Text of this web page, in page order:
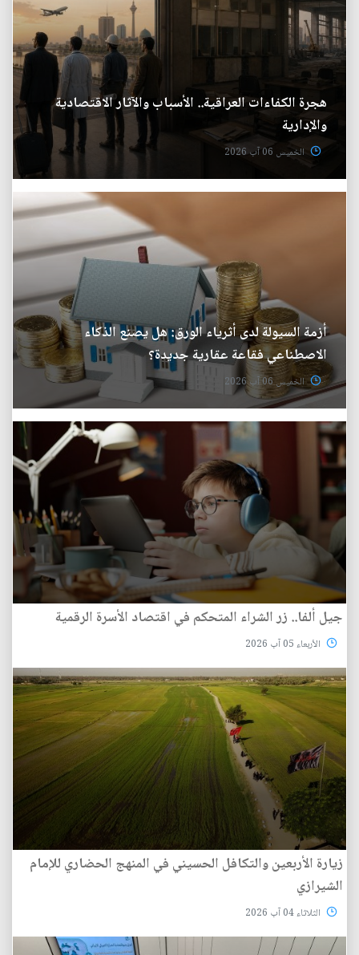
هجرة الكفاءات العراقية.. الأسباب والآثار الاقتصادية
والإدارية
الخميس 06 آب 2026
أزمة السيولة لدى أثرياء الورق: هل يصنع الذكاء
الاصطناعي فقاعة عقارية جديدة؟
الخميس 06 آب 2026
جيل ألفا.. زر الشراء المتحكم في اقتصاد الأسرة الرقمية
الأربعاء 05 آب 2026
زيارة الأربعين والتكافل الحسيني في المنهج الحضاري للإمام
الشيرازي
الثلاثاء 04 آب 2026